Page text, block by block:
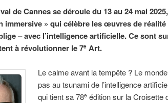
de Cannes se déroule du 13 au 24 mai
immersive » qui célèbre les œuvres de
– avec l’intelligence artificielle. Ce sont
à révolutionner le 7e Art.
Le calme avant la tempête ? Le
pas au tsunami de l’intelligence
qui tient sa 78e édition sur la Croisette